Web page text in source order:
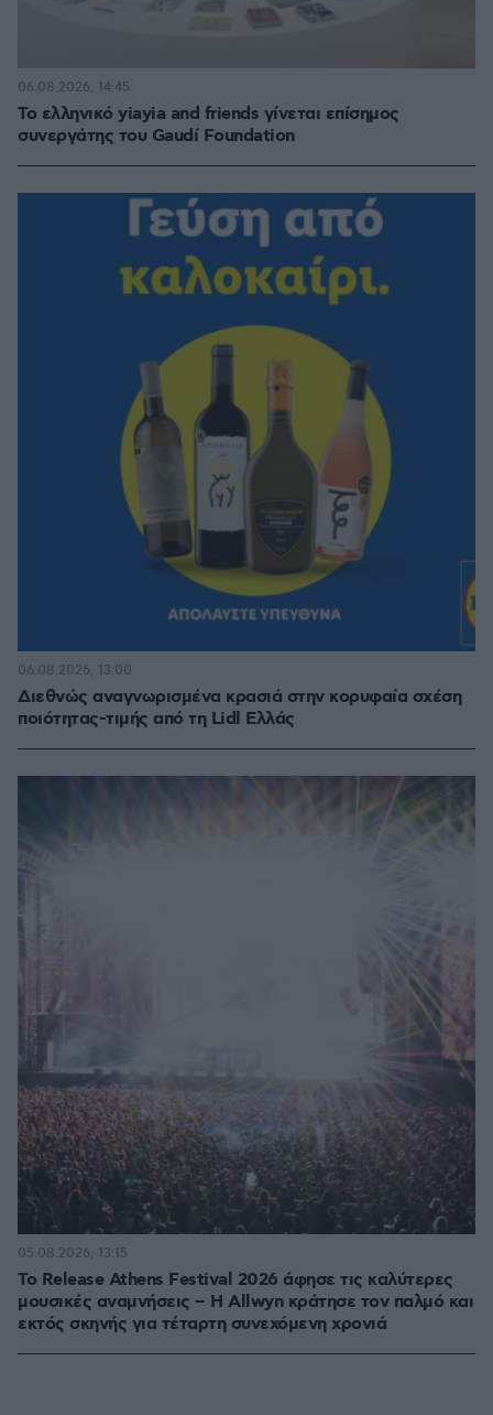
Το ελληνικό yiayia and friends γίνεται επίσημος
συνεργάτης του Gaudí Foundation
06.08.2026, 14:45
Διεθνώς αναγνωρισμένα κρασιά στην κορυφαία σχέση
ποιότητας-τιμής από τη Lidl Ελλάς
06.08.2026, 13:00
Το Release Athens Festival 2026 άφησε τις καλύτερες
μουσικές αναμνήσεις – Η Allwyn κράτησε τον παλμό και
εκτός σκηνής για τέταρτη συνεχόμενη χρονιά
05.08.2026, 13:15